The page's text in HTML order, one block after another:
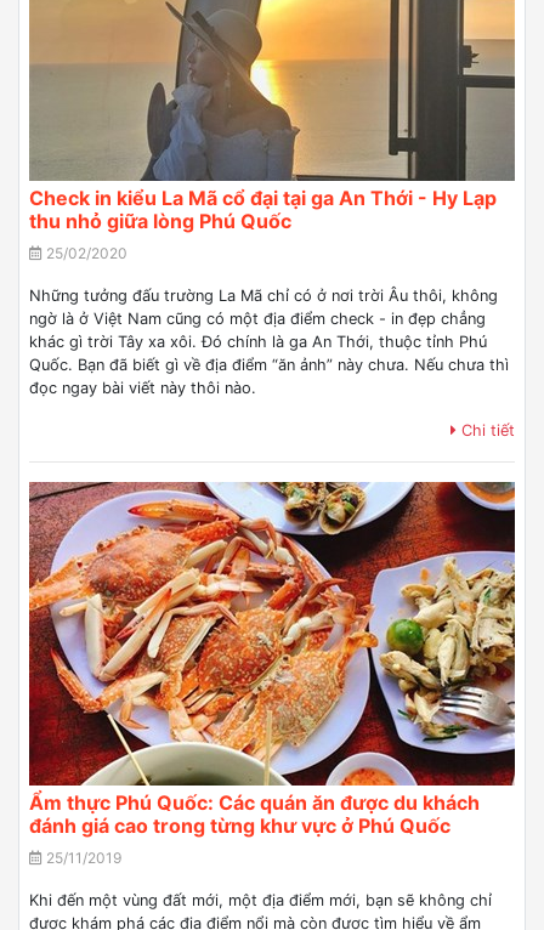
Check in kiểu La Mã cổ đại tại ga An Thới - Hy Lạp
thu nhỏ giữa lòng Phú Quốc
25/02/2020
Những tưởng đấu trường La Mã chỉ có ở nơi trời Âu thôi, không
ngờ là ở Việt Nam cũng có một địa điểm check - in đẹp chẳng
khác gì trời Tây xa xôi. Đó chính là ga An Thới, thuộc tỉnh Phú
Quốc. Bạn đã biết gì về địa điểm “ăn ảnh” này chưa. Nếu chưa thì
đọc ngay bài viết này thôi nào.
Chi tiết
Ẩm thực Phú Quốc: Các quán ăn được du khách
đánh giá cao trong từng khư vực ở Phú Quốc
25/11/2019
Khi đến một vùng đất mới, một địa điểm mới, bạn sẽ không chỉ
được khám phá các địa điểm nổi mà còn được tìm hiểu về ẩm